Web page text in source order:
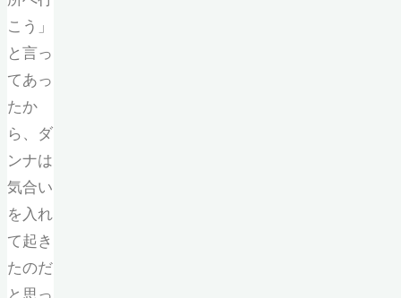
こう」
と言っ
てあっ
たか
ら、ダ
ンナは
気合い
を入れ
て起き
たのだ